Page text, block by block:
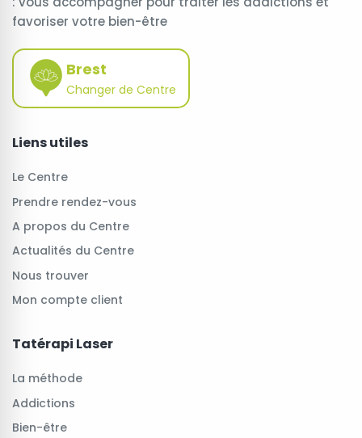
favoriser votre bien-être
Brest
Changer de Centre
Liens utiles
Le Centre
Prendre rendez-vous
A propos du Centre
Actualités du Centre
Nous trouver
Mon compte client
Tatérapi Laser
La méthode
Addictions
Bien-être